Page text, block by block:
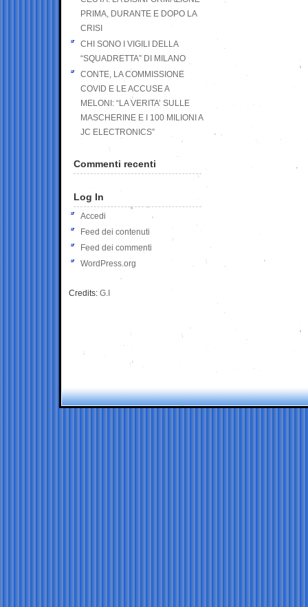
PRIMA, DURANTE E DOPO LA
CRISI
CHI SONO I VIGILI DELLA
“SQUADRETTA” DI MILANO
CONTE, LA COMMISSIONE
COVID E LE ACCUSE A
MELONI: “LA VERITA’ SULLE
MASCHERINE E I 100 MILIONI A
JC ELECTRONICS”
Commenti recenti
Log In
Accedi
Feed dei contenuti
Feed dei commenti
WordPress.org
Credits: G.I